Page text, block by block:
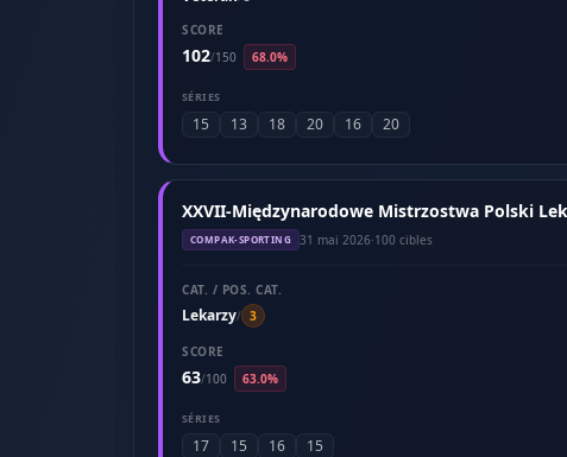
SCORE
102/150 68.0%
SÉRIES
15 13 18 20 16 20
XXVII-Międzynarodowe Mistrzostwa Polski
COMPAK-SPORTING 31 mai 2026·100 cibles
CAT. / POS. CAT.
Lekarzy/ 3
SCORE
63/100 63.0%
SÉRIES
17 15 16 15